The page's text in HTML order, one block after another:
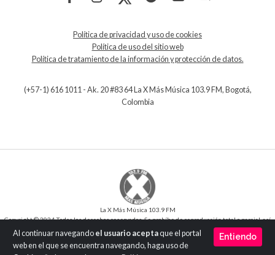
Al continuar navegando el usuario aceptaque el portal
web en el que se encuentra navegando, haga uso de
Entiendo
Política de privacidad y uso de cookies
Política de uso del sitio web
Política de tratamiento de la información y protección de datos.
(+57-1) 616 1011 - Ak. 20 #83 64 La X Más Música 103.9 FM, Bogotá,
Colombia
La X Más Música 103.9 FM
Copyright © 2024 Todos los derechos reservados. Se prohíbe de reproducción total o parcial, así
como su traducción a cualquier idioma sin la autorización escrita del titular.
Desarrollo y Diseño
SilverIT
Versión 1.0